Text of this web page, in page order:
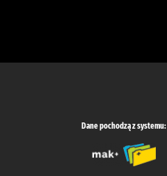
Dane pochodzą z systemu: